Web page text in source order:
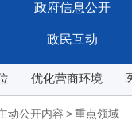
政府信息公开
政民互动
优化营商环境
动公开内容 >重点领域